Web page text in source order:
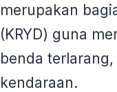
merupakan
(KRYD) guna
benda
kendaraan.